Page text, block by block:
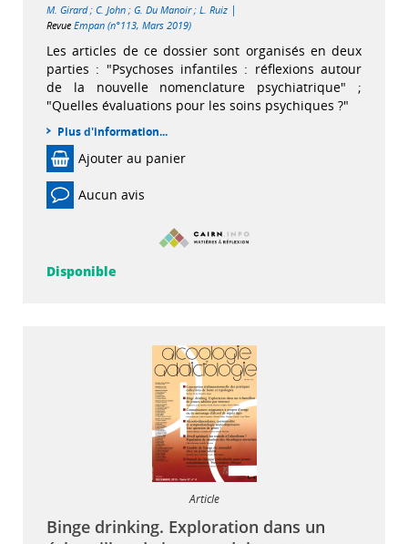
M. Girard; C. John ; G. Du Manoir; L. Ruiz |
Revue Empan (n°113, Mars 2019)
Les articles de ce dossier sont organisés en deux
parties : "Psychoses infantiles : réflexions autour
de la nouvelle nomenclature psychiatrique" ;
"Quelles évaluations pour les soins psychiques ?"
Plus d'information...
Ajouter au panier
Aucun avis
Disponible
Article
Binge drinking. Exploration dans un